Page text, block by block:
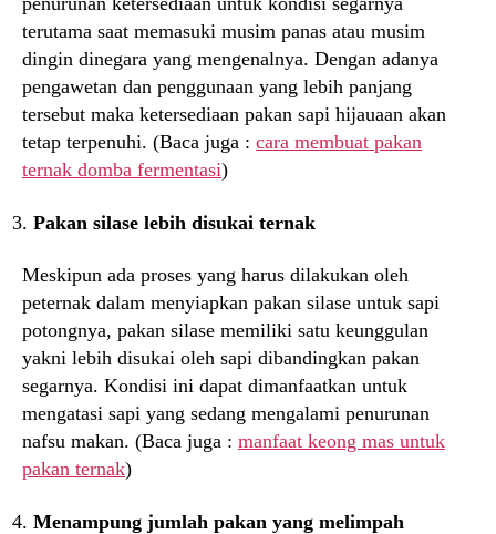
terutama saat memasuki musim panas atau musim
dingin dinegara yang mengenalnya. Dengan adanya
pengawetan dan penggunaan yang lebih panjang
tersebut maka ketersediaan pakan sapi hijauaan akan
tetap terpenuhi. (Baca juga : cara membuat pakan
ternak domba fermentasi)
Pakan silase lebih disukai ternak
Meskipun ada proses yang harus dilakukan oleh
peternak dalam menyiapkan pakan silase untuk sapi
potongnya, pakan silase memiliki satu keunggulan
yakni lebih disukai oleh sapi dibandingkan pakan
segarnya. Kondisi ini dapat dimanfaatkan untuk
mengatasi sapi yang sedang mengalami penurunan
nafsu makan. (Baca juga : manfaat keong mas untuk
pakan ternak)
Menampung jumlah pakan yang melimpah